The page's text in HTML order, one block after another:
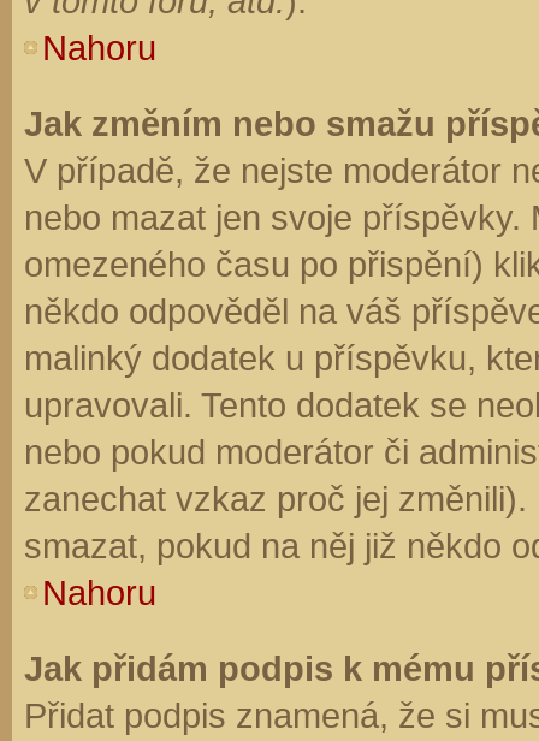
Nahoru
Jak změním nebo smažu
V případě, že nejste moderátor
nebo mazat jen svoje
omezeného času po přispění)
někdo odpověděl na váš
malinký dodatek u příspěvku,
upravovali. Tento dodatek se
nebo pokud moderátor či
zanechat vzkaz proč jej
smazat, pokud na něj již někdo
Nahoru
Jak přidám podpis k mému
Přidat podpis znamená, že si